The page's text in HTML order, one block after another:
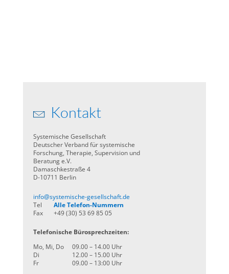
Kontakt
Systemische Gesellschaft
Deutscher Verband für systemische
Forschung, Therapie, Supervision und
Beratung e.V.
Damaschkestraße 4
D-10711 Berlin
info@systemische-gesellschaft.de
Tel
Alle Telefon-Nummern
Fax
+49 (30) 53 69 85 05
Telefonische Bürosprechzeiten:
Mo, Mi, Do
09.00 – 14.00 Uhr
Di
12.00 – 15.00 Uhr
Fr
09.00 – 13:00 Uhr